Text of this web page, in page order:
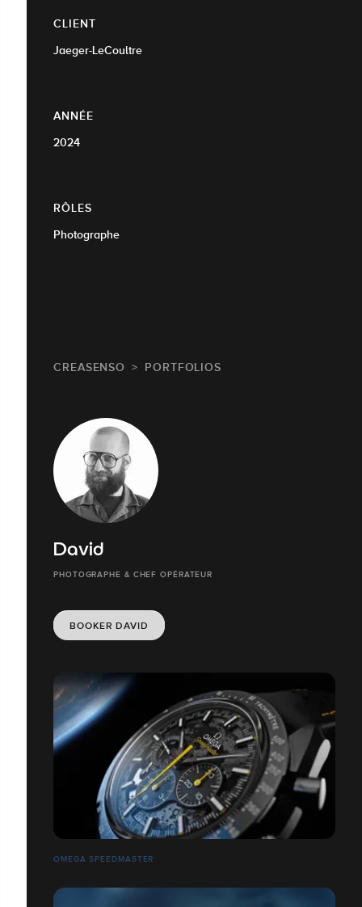
CLIENT
Jaeger-LeCoultre
ANNÉE
2024
RÔLES
Photographe
CREASENSO PORTFOLIOS
David
PHOTOGRAPHE & CHEF OPÉRATEUR
BOOKER DAVID
OMEGA SPEEDMASTER